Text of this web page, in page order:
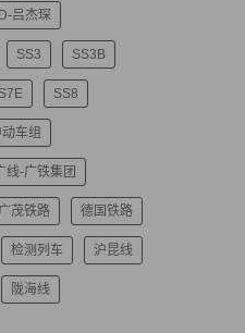
ID-吕杰琛
SS3 SS3B
SS8
车组
线-广铁集团
广茂铁路 德国铁路
检测列车 沪昆线
陇海线